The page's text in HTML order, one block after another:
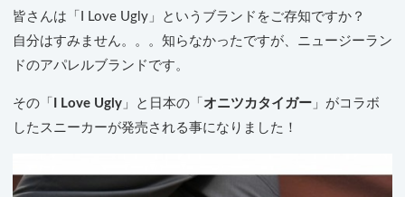
皆さんは「I Love Ugly」というブランドをご存知ですか？
自分はすみません。。。知らなかったですが、ニュージーラン
ドのアパレルブランドです。
その「 I Love Ugly 」と日本の「 オニツカタイガー 」がコラボ
したスニーカーが発売される事になりました！